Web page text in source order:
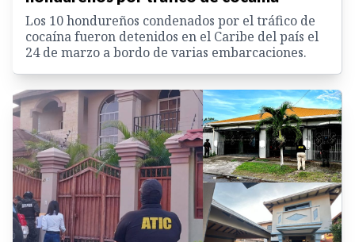
Los 10 hondureños condenados por el tráfico de
cocaína fueron detenidos en el Caribe del país el
24 de marzo a bordo de varias embarcaciones.